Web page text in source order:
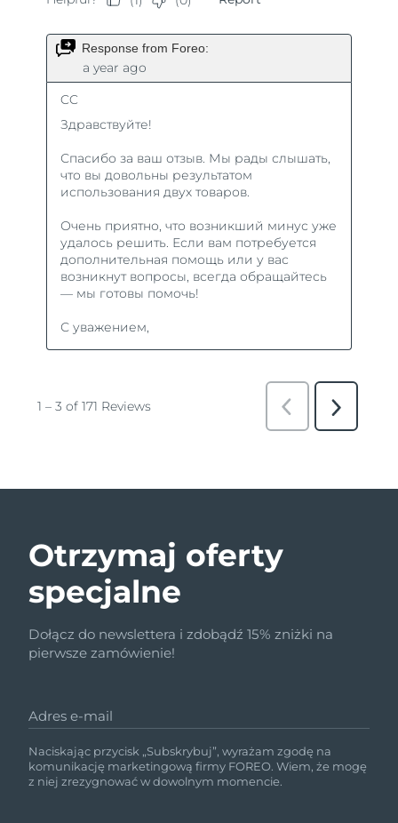
Otrzymaj oferty
specjalne
Dołącz do newslettera i zdobądź 15% zniżki na
pierwsze zamówienie!
Adres e-mail
Naciskając przycisk „Subskrybuj”, wyrażam zgodę na
komunikację marketingową firmy FOREO. Wiem, że mogę
z niej zrezygnować w dowolnym momencie.